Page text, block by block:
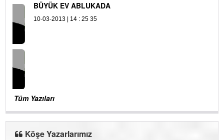
BÜYÜK EV ABLUKADA
10-03-2013 | 14 : 25 35
Tüm Yazıları
Köşe Yazarlarımız